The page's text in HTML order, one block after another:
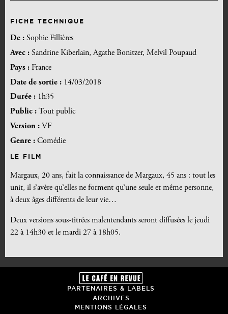
FICHE TECHNIQUE
De : Sophie Fillières
Avec : Sandrine Kiberlain, Agathe Bonitzer, Melvil Poupaud
Pays : France
Date de sortie : 14/03/2018
Durée : 1h35
Public : Tout public
Version : VF
Genre : Comédie
LE FILM
Margaux, 20 ans, fait la connaissance de Margaux, 45 ans : tout les
unit, il s’avère qu’elles ne forment qu’une seule et même personne,
à deux âges différents de leur vie…
Deux versions sous-titrées malentendants seront diffusées le jeudi
22 à 14h30 et le mardi 27 à 18h05.
PARTENAIRES & LABELS
ARCHIVES
MENTIONS LÉGALES